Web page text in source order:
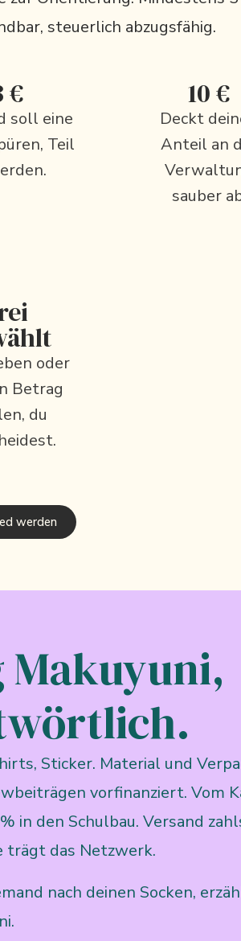
steuerlich abzugsfähig.
€
soll eine
Teil
10 €
Deckt
Anteil an
sauber
oder
Betrag
du
werden
Makuyuni,
Sticker. Material und
vorfinanziert. Vom
in den Schulbau. Versand
trägt das Netzwerk.
nach deinen Socken,